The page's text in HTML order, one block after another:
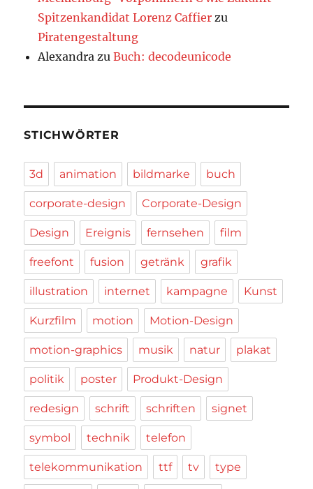
Spitzenkandidat Lorenz Caffier zu
Piratengestaltung
Alexandra zuBuch: decodeunicode
STICHWÖRTER
3d animation bildmarke buch
corporate-design Corporate-Design
Design Ereignis fernsehen film
freefont fusion getränk grafik
illustration internet kampagne Kunst
Kurzfilm motion Motion-Design
motion-graphics musik natur plakat
politik poster Produkt-Design
redesign schrift schriften signet
symbol technik telefon
telekommunikation ttf tv type